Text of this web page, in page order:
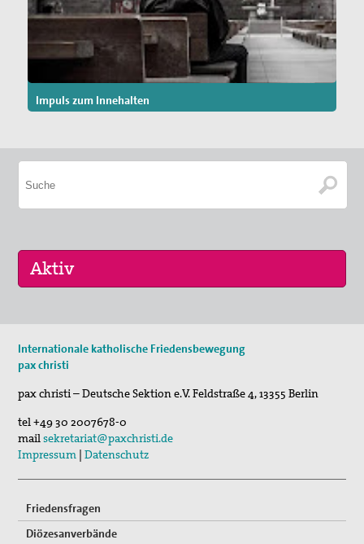
Impuls zum Innehalten
Fahradpilgertour 2026
Programm der VHS und des Essener Friedensforu…
Internationale katholische Friedensbewegung
pax christi
pax christi – Deutsche Sektion e.V.Feldstraße 4,13355 Berlin
tel+49 30 2007678-0
mailsekretariat@paxchristi.de
Impressum |Datenschutz
Friedensfragen
Diözesanverbände